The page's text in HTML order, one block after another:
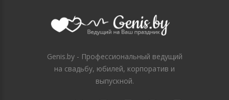
Genis.by - Профессиональный ведущий
на свадьбу, юбилей, корпоратив и
выпускной.